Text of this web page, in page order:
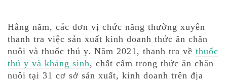
Hằng năm, các đơn vị chức năng thường xuyên
thanh tra việc sản xuất kinh doanh thức ăn chăn
nuôi và thuốc thú y. Năm 2021, thanh tra về thuốc
thú y và kháng sinh, chất cấm trong thức ăn chăn
nuôi tại 31 cơ sở sản xuất, kinh doanh trên địa